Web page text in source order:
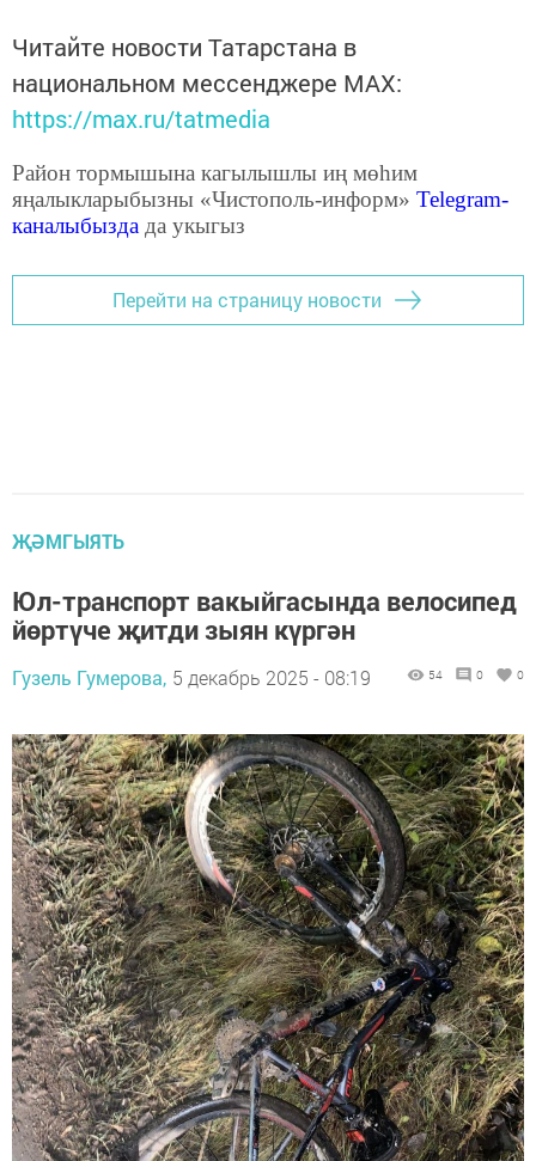
Читайте новости Татарстана в
национальном мессенджере MАХ:
https://max.ru/tatmedia
Район тормышына кагылышлы иң мөһим
яңалыкларыбызны «Чистополь-информ» Telegram-
каналыбызда да укыгыз
Перейти на страницу новости
ҖӘМГЫЯТЬ
Юл-транспорт вакыйгасында велосипед
йөртүче җитди зыян күргән
Гузель Гумерова, 5 декабрь 2025 - 08:19 54 0 0